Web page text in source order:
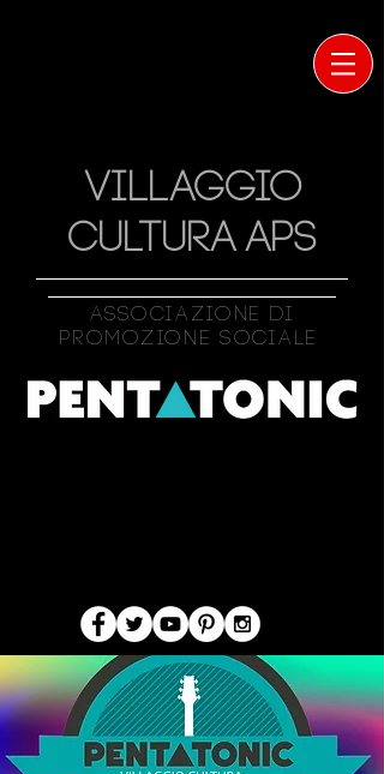
VILLAGGIO
CULTURA APS
Associazione Di
Promozione Sociale